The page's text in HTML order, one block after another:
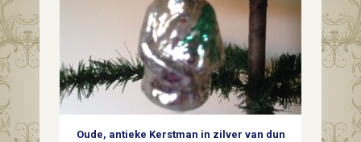
Oude, antieke Kerstman in zilver van dun